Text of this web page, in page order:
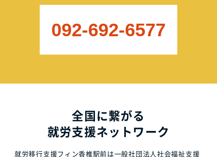
092-692-6577
全国に繋がる
就労支援ネットワーク
就労移行支援フィン香椎駅前は一般社団法人社会福祉支援